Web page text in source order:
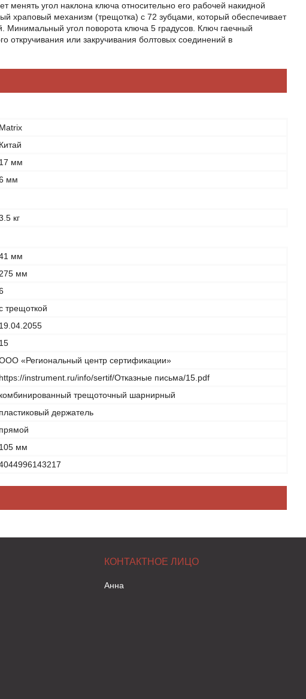
угол наклона ключа относительно его рабочей накидной
храповый механизм (трещотка) с 72 зубцами, который обеспечивает
Минимальный угол поворота ключа 5 градусов. Ключ гаечный
или закручивания болтовых соединений в
Matrix
Китай
17 мм
мм
кг
мм
275 мм
трещоткой
19.04.2055
15
«Региональный центр сертификации»
https://instrument.ru/info/sertif/Отказные письма/15.pdf
комбинированный трещоточный шарнирный
пластиковый держатель
прямой
105 мм
Анна